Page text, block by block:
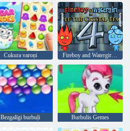
Cukura varoņi Fireboy and Watergirl 4: Kristāla templis
Bezgalīgi burbuļi Burbulis Gemes